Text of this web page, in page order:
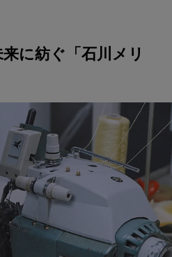
に紡ぐ「石川メリ